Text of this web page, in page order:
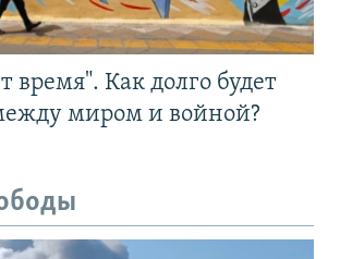
время". Как долго будет
миром и войной?